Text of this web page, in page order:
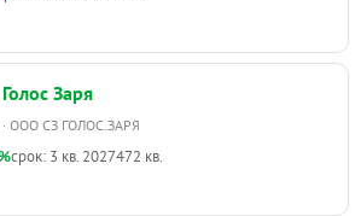
Заря
· ООО СЗ ГОЛОС.ЗАРЯ
срок: 3 кв. 2027472 кв.